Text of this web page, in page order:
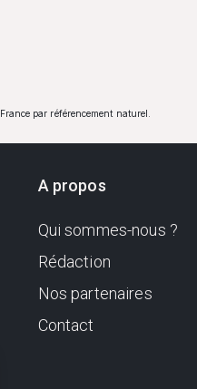
par référencement naturel.
A propos
Qui sommes-nous ?
Rédaction
Nos partenaires
Contact